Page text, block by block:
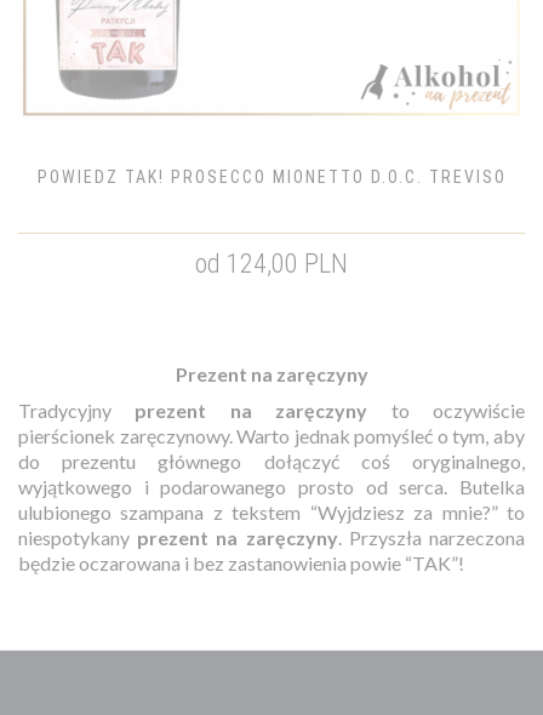
POWIEDZ TAK! PROSECCO MIONETTO D.O.C. TREVISO
od 124,00 PLN
Prezent na zaręczyny
Tradycyjny prezent na zaręczyny to oczywiście
pierścionek zaręczynowy. Warto jednak pomyśleć o tym, aby
do prezentu głównego dołączyć coś oryginalnego,
wyjątkowego i podarowanego prosto od serca. Butelka
ulubionego szampana z tekstem “Wyjdziesz za mnie?” to
niespotykany prezent na zaręczyny . Przyszła narzeczona
będzie oczarowana i bez zastanowienia powie “TAK”!